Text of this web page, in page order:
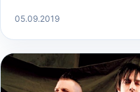
05.09.2019